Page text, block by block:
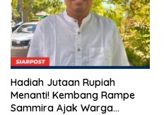
Hadiah Jutaan Rupiah
Menanti! Kembang Rampe
Sammira Ajak Warga